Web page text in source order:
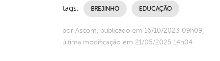
tags: BREJINHO EDUCAÇÃO
por Ascom, publicado em 16/10/2023 09h09,
última modificação em 21/05/2025 14h04